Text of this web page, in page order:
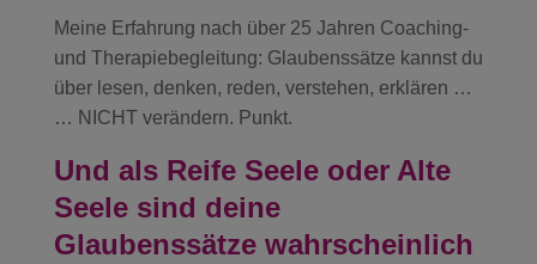
Meine Erfahrung nach über 25 Jahren Coaching-
und Therapiebegleitung: Glaubenssätze kannst du
über lesen, denken, reden, verstehen, erklären …
… NICHT verändern. Punkt.
Und als Reife Seele oder Alte
Seele sind deine
Glaubenssätze wahrscheinlich